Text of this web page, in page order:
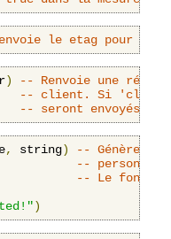
le etag pour la
)
-- Renvoie une
-- client. Si 'clear'
-- seront envoyés et
, string)
-- Génère et
--
-- Le
)